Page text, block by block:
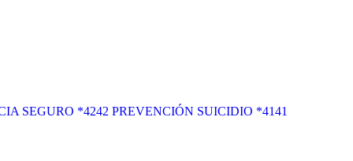
SEGURO *4242 PREVENCIÓN SUICIDIO *4141